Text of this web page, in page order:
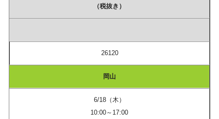
（税抜き）
26120
岡山
6/18（木）
10:00～17:00